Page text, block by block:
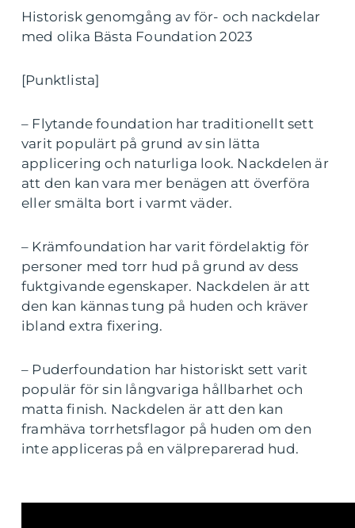
Historisk genomgång av för- och nackdelar
med olika Bästa Foundation 2023
[Punktlista]
– Flytande foundation har traditionellt sett
varit populärt på grund av sin lätta
applicering och naturliga look. Nackdelen är
att den kan vara mer benägen att överföra
eller smälta bort i varmt väder.
– Krämfoundation har varit fördelaktig för
personer med torr hud på grund av dess
fuktgivande egenskaper. Nackdelen är att
den kan kännas tung på huden och kräver
ibland extra fixering.
– Puderfoundation har historiskt sett varit
populär för sin långvariga hållbarhet och
matta finish. Nackdelen är att den kan
framhäva torrhetsflagor på huden om den
inte appliceras på en välpreparerad hud.